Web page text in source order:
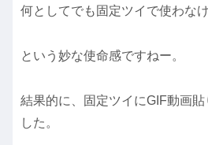
何としてでも固定ツイで使わな
という妙な使命感ですねー。
結果的に、固定ツイにGIF動画
した。